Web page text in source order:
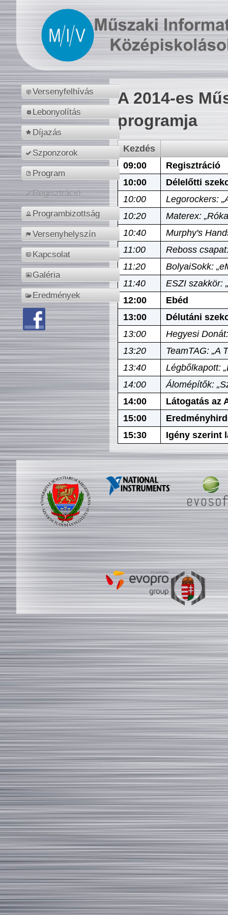
Versenyfelhívás
Lebonyolítás
Díjazás
Szponzorok
Program
Regisztráció
Programbizottság
Versenyhelyszín
Kapcsolat
Galéria
Eredmények
A 2014-es
programja
Kezdés
09:00
Regisztráció
10:00
Délelőtti
10:00
Legorockers:
10:20
Materex:
10:40
Murphy's
11:00
Reboss
11:20
BolyaiSokk:
11:40
ESZI szakkör:
12:00
Ebéd
13:00
Délutáni
13:00
Hegyesi
13:20
TeamTAG: „A
13:40
Légbőlkapott:
14:00
Álomépítők:
14:00
Látogatás az
15:00
15:30
Igény szerint